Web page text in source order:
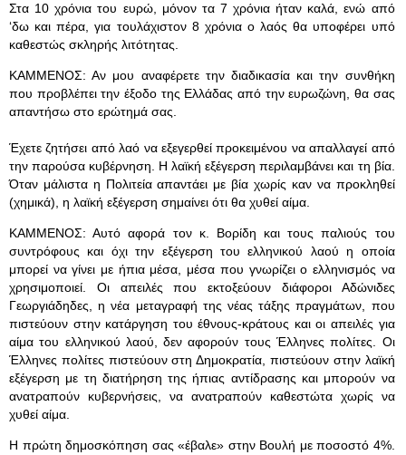
Στα 10 χρόνια του ευρώ, μόνον τα 7 χρόνια ήταν καλά, ενώ από
‘δω και πέρα, για τουλάχιστον 8 χρόνια ο λαός θα υποφέρει υπό
καθεστώς σκληρής λιτότητας.
ΚΑΜΜΕΝΟΣ: Αν μου αναφέρετε την διαδικασία και την συνθήκη
που προβλέπει την έξοδο της Ελλάδας από την ευρωζώνη, θα σας
απαντήσω στο ερώτημά σας.
Έχετε ζητήσει από λαό να εξεγερθεί προκειμένου να απαλλαγεί από
την παρούσα κυβέρνηση. Η λαϊκή εξέγερση περιλαμβάνει και τη βία.
Όταν μάλιστα η Πολιτεία απαντάει με βία χωρίς καν να προκληθεί
(χημικά), η λαϊκή εξέγερση σημαίνει ότι θα χυθεί αίμα.
ΚΑΜΜΕΝΟΣ: Αυτό αφορά τον κ. Βορίδη και τους παλιούς του
συντρόφους και όχι την εξέγερση του ελληνικού λαού η οποία
μπορεί να γίνει με ήπια μέσα, μέσα που γνωρίζει ο ελληνισμός να
χρησιμοποιεί. Οι απειλές που εκτοξεύουν διάφοροι Αδώνιδες
Γεωργιάδηδες, η νέα μεταγραφή της νέας τάξης πραγμάτων, που
πιστεύουν στην κατάργηση του έθνους-κράτους και οι απειλές για
αίμα του ελληνικού λαού, δεν αφορούν τους Έλληνες πολίτες. Οι
Έλληνες πολίτες πιστεύουν στη Δημοκρατία, πιστεύουν στην λαϊκή
εξέγερση με τη διατήρηση της ήπιας αντίδρασης και μπορούν να
ανατραπούν κυβερνήσεις, να ανατραπούν καθεστώτα χωρίς να
χυθεί αίμα.
Η πρώτη δημοσκόπηση σας «έβαλε» στην Βουλή με ποσοστό 4%.